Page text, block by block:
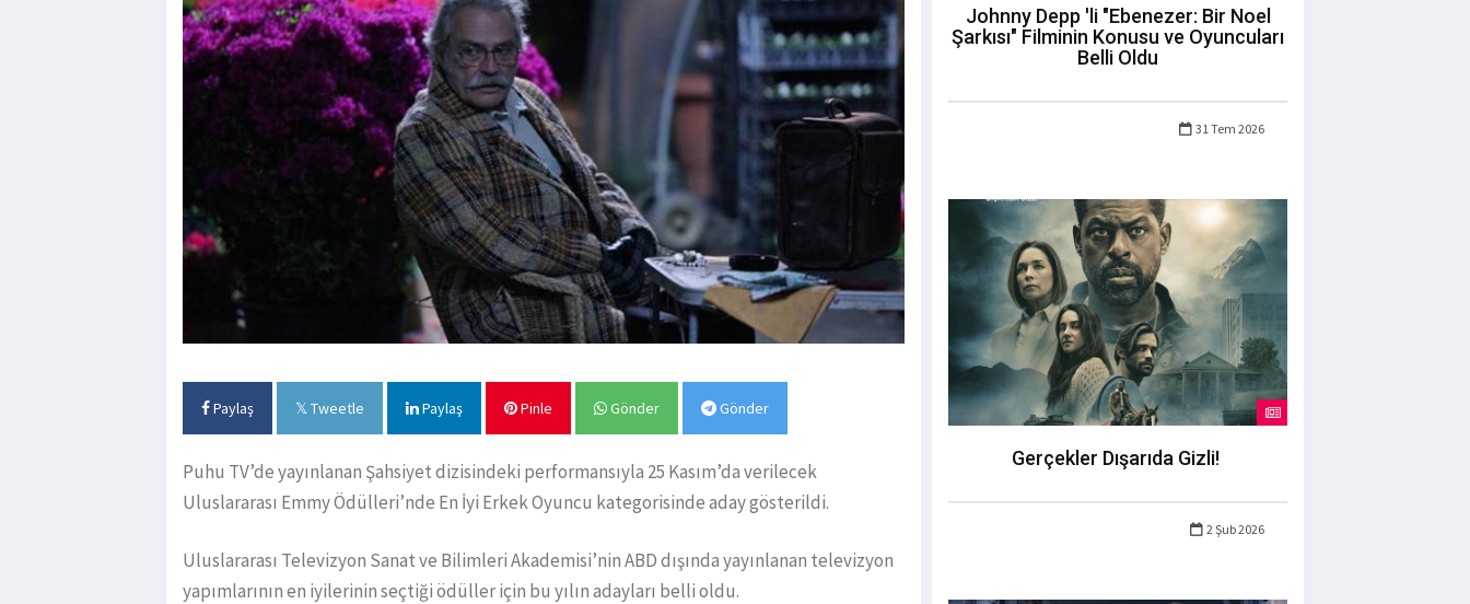
Paylaş Tweetle Paylaş Pinle Gönder Gönder
Puhu TV’de yayınlanan Şahsiyet dizisindeki performansıyla 25 Kasım’da verilecek
Uluslararası Emmy Ödülleri’nde En İyi Erkek Oyuncu kategorisinde aday gösterildi.
Uluslararası Televizyon Sanat ve Bilimleri Akademisi’nin ABD dışında yayınlanan televizyon
yapımlarının en iyilerinin seçtiği ödüller için bu yılın adayları belli oldu.
Johnny Depp 'li "Ebenezer: Bir Noel
Şarkısı" Filminin Konusu ve Oyuncuları
Belli Oldu
31 Tem 2026
Gerçekler Dışarıda Gizli!
2 Şub 2026